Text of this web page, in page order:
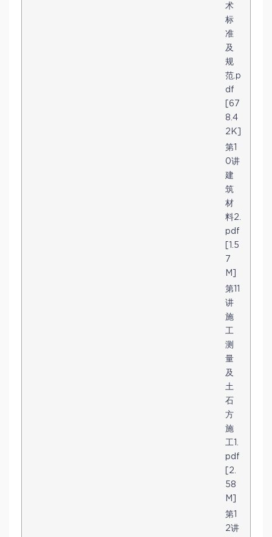
术
标
准
及
规
范.p
df
[67
8.4
2K]
第1
0讲
建
筑
材
料2.
pdf
[1.5
7
M]
第11
讲
施
工
测
量
及
土
石
方
施
工1.
pdf
[2.
58
M]
第1
2讲